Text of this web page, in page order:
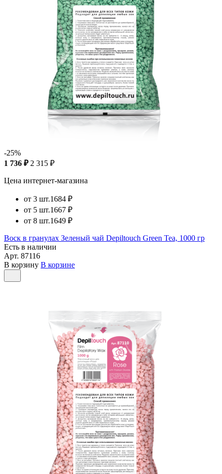
-25%
1 736 ₽ 2 315 ₽
Цена интернет-магазина
от 3 шт.1684 ₽
от 5 шт.1667 ₽
от 8 шт.1649 ₽
Воск в гранулах Зеленый чай Depiltouch Green Tea, 1000 гр
Есть в наличии
Арт. 87116
В корзину В корзине